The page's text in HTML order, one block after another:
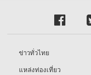
ข่าวทั่วไทย
แหล่งท่องเที่ยว